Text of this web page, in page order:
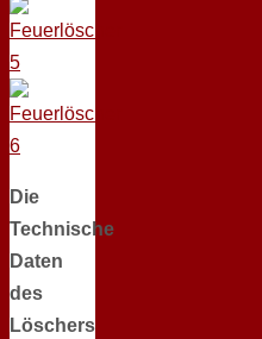
Die
Technische
Daten
des
Löschers